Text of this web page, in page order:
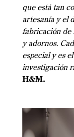
que está tan
artesanía y el
fabricación de
y adornos.
especial y es
investigación
H&M.